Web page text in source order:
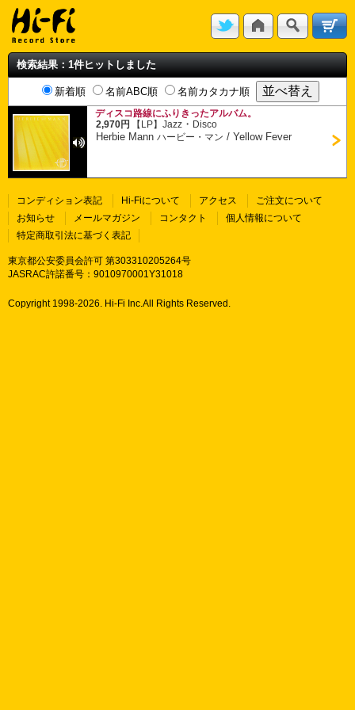
検索結果：1件ヒットしました
新着順 名前ABC順 名前カタカナ順
ディスコ路線にふりきったアルバム。
2,970円
【LP】Jazz ・ Disco
Herbie Mannハービー・マン /Yellow Fever
コンディション表記 Hi-Fiについて アクセス
ご注文について
お知らせ
メールマガジン コンタクト
個人情報について
特定商取引法に基づく表記
東京都公安委員会許可 第303310205264号
JASRAC許諾番号：9010970001Y31018
Copyright 1998-2026. Hi-Fi Inc.All Rights Reserved.